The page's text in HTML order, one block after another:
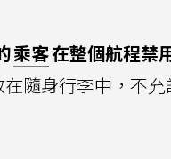
乘客在整個航程禁
隨身行李中，不